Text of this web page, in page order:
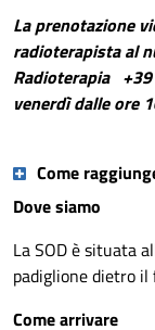
La prenotazione
radioterapista al
Radioterapia
venerdì dalle ore
Come
Dove siamo
La SOD è situata
padiglione dietro
Come arrivare